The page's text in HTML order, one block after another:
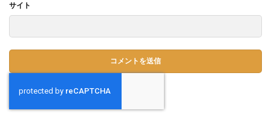
サイト